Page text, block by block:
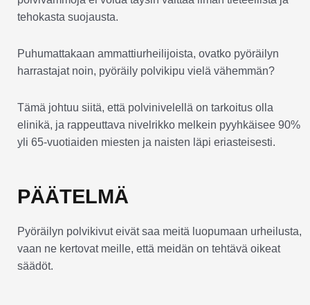
tehokasta suojausta.
Puhumattakaan ammattiurheilijoista, ovatko pyöräilyn
harrastajat noin, pyöräily polvikipu vielä vähemmän?
Tämä johtuu siitä, että polvinivelellä on tarkoitus olla
elinikä, ja rappeuttava nivelrikko melkein pyyhkäisee 90%
yli 65-vuotiaiden miesten ja naisten läpi eriasteisesti.
PÄÄTELMÄ
Pyöräilyn polvikivut eivät saa meitä luopumaan urheilusta,
vaan ne kertovat meille, että meidän on tehtävä oikeat
säädöt.